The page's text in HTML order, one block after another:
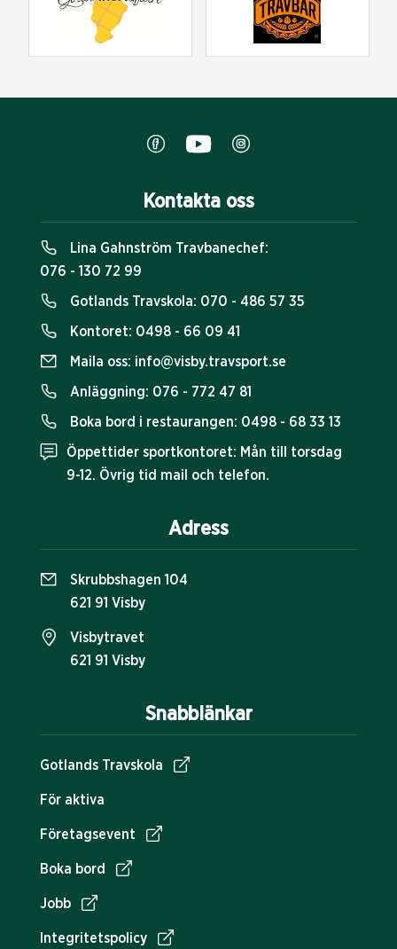
Snabblänkar
Gotlands Travskola
För aktiva
Företagsevent
Boka bord
Jobb
Integritetspolicy
Kontakta oss
Lina Gahnström Travbanechef:
076 - 130 72 99
Gotlands Travskola: 070 - 486 57 35
Kontoret: 0498 - 66 09 41
Maila oss: info@visby.travsport.se
Anläggning: 076 - 772 47 81
Boka bord i restaurangen: 0498 - 68 33 13
Öppettider sportkontoret: Mån till torsdag
9-12. Övrig tid mail och telefon.
Adress
Skrubbshagen 104
621 91 Visby
Visbytravet
621 91 Visby